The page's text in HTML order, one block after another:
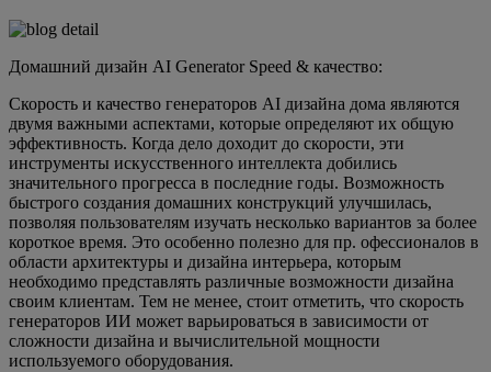
Домашний дизайн AI Generator Speed ​​& качество:
Скорость и качество генераторов AI дизайна дома являются
двумя важными аспектами, которые определяют их общую
эффективность. Когда дело доходит до скорости, эти
инструменты искусственного интеллекта добились
значительного прогресса в последние годы. Возможность
быстрого создания домашних конструкций улучшилась,
позволяя пользователям изучать несколько вариантов за более
короткое время. Это особенно полезно для пр. офессионалов в
области архитектуры и дизайна интерьера, которым
необходимо представлять различные возможности дизайна
своим клиентам. Тем не менее, стоит отметить, что скорость
генераторов ИИ может варьироваться в зависимости от
сложности дизайна и вычислительной мощности
используемого оборудования.